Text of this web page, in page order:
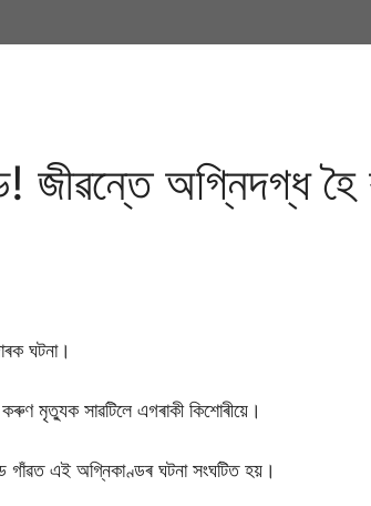
জীৱন্তে অগ্নিদগ্ধ
ঘটনা।
মৃত্যুক সাৱটিলে এগৰাকী কিশোৰীয়ে।
গাঁৱত এই অগ্নিকাণ্ডৰ ঘটনা সংঘটিত হয়।